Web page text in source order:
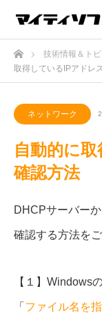
ホーム技術情報＆ト
取得しているIPアドレ
ネットワーク
自動的に
確認方法
DHCPサーバー
確認する方法をご
【１】Windows
「 ファイル名を